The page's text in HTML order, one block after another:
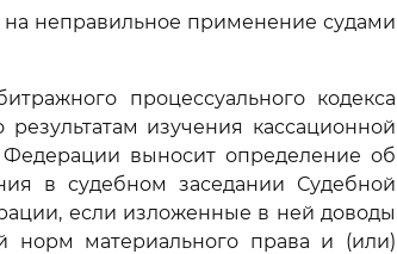
на неправильное применение судами
процессуального кодекса
изучения кассационной
выносит определение об
в судебном заседании Судебной
если изложенные в ней доводы
норм материального права и (или)